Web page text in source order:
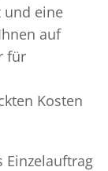
und eine
auf
für
Kosten
Einzelauftrag